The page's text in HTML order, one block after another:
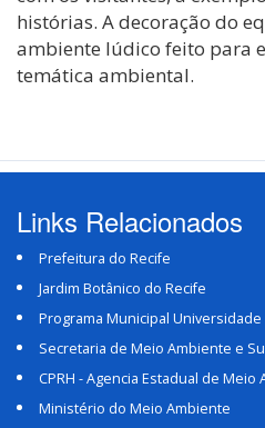
histórias. A decoração do
ambiente lúdico feito para
temática ambiental.
Links Relacionados
Prefeitura do Recife
Jardim Botânico do Recife
Programa Municipal
Secretaria de Meio Ambiente e
CPRH - Agencia Estadual de Meio
Ministério do Meio Ambiente